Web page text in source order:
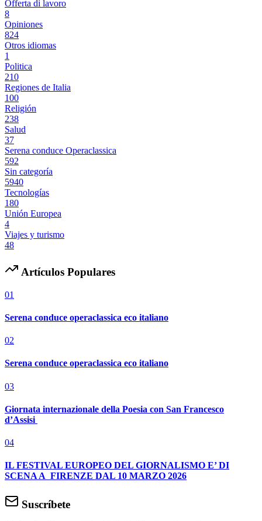
Offerta di lavoro
8
Opiniones
824
Otros idiomas
1
Politica
210
Regiones de Italia
100
Religión
238
Salud
37
Serena conduce Operaclassica
592
Sin categoría
5940
Tecnologías
180
Unión Europea
4
Viajes y turismo
48
Artículos Populares
01
Serena conduce operaclassica eco italiano
02
Serena conduce operaclassica eco italiano
03
Giornata internazionale della Poesia con San Francesco
d’Assisi
04
IL FESTIVAL EUROPEO DEL GIORNALISMO E’ DI
SCENA A FIRENZE DAL 10 MARZO 2026
Suscríbete